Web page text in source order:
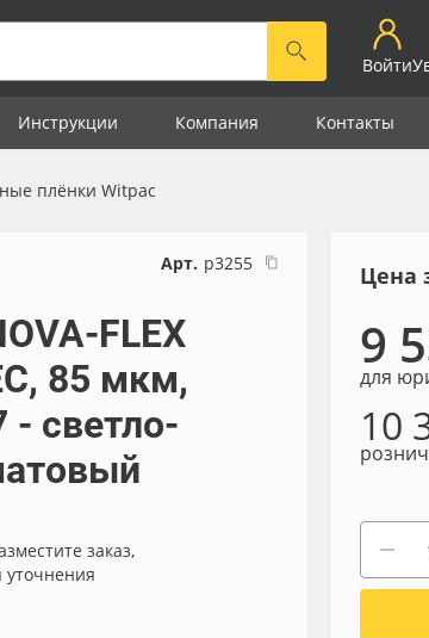
Войти
Инструкции Компания Контакты
плёнки Witpac
Арт. р3255
FLEX
85 мкм,
- светло-
заказ,
уточнения
Цена
9
для
10